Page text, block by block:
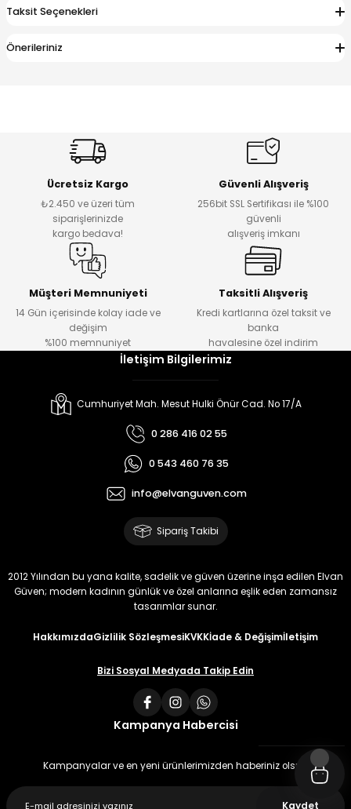
Taksit Seçenekleri
Önerileriniz
Ücretsiz Kargo
₺2.450 ve üzeri tüm
siparişlerinizde
kargo bedava!
Güvenli Alışveriş
256bit SSL Sertifikası ile %100
güvenli
alışveriş imkanı
Müşteri Memnuniyeti
14 Gün içerisinde kolay iade ve
değişim
%100 memnuniyet
Taksitli Alışveriş
Kredi kartlarına özel taksit ve
banka
havalesine özel indirim
İletişim Bilgilerimiz
Cumhuriyet Mah. Mesut Hulki Önür Cad. No 17/A
0 286 416 02 55
0 543 460 76 35
info@elvanguven.com
Sipariş Takibi
2012 Yılından bu yana kalite, sadelik ve güven üzerine inşa edilen Elvan
Güven; modern kadının günlük ve özel anlarına eşlik eden zamansız
tasarımlar sunar.
HakkımızdaGizlilik SözleşmesiKVKKİade & Değişimİletişim
Bizi Sosyal Medyada Takip Edin
Kampanya Habercisi
Kampanyalar ve en yeni ürünlerimizden haberiniz olsun
Kaydet